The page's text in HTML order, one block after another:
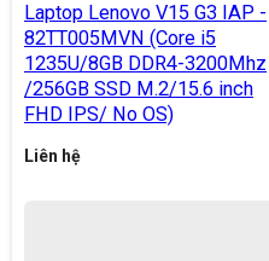
Laptop Lenovo V15 G3 IAP -
82TT005MVN (Core i5
1235U/8GB DDR4-3200Mhz
/256GB SSD M.2/15.6 inch
FHD IPS/ No OS)
Liên hệ